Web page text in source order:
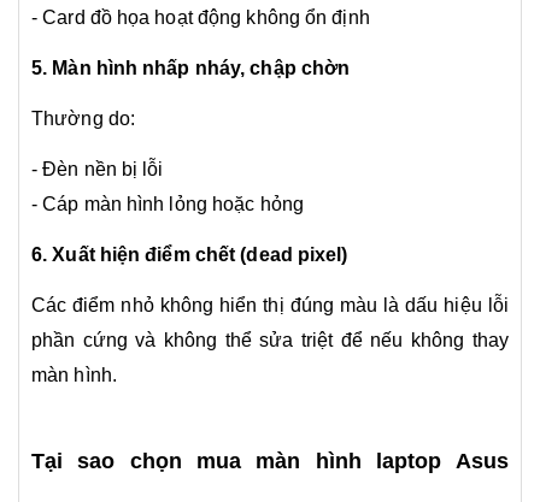
- Card đồ họa hoạt động không ổn định
5. Màn hình nhấp nháy, chập chờn
Thường do:
- Đèn nền bị lỗi
- Cáp màn hình lỏng hoặc hỏng
6. Xuất hiện điểm chết (dead pixel)
Các điểm nhỏ không hiển thị đúng màu là dấu hiệu lỗi
phần cứng và không thể sửa triệt để nếu không thay
màn hình.
Tại sao chọn mua màn hình laptop Asus